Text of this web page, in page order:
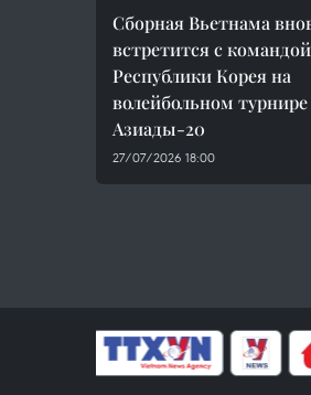
Сборная Вьетнама
встретится с командой
Республики Корея на
волейбольном турнире
Азиады-20
27/07/2026 18:00